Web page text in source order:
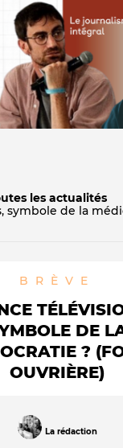
les actualités
symbole de la
BRÈVE
DE
?
OUVRIÈRE)
La rédaction